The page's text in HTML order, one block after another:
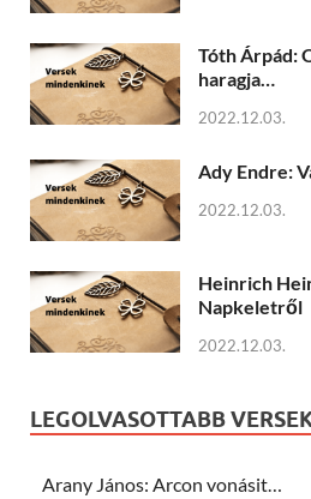
Tóth Árpád:
haragja…
2022.12.03.
Ady Endre:
2022.12.03.
Heinrich
Napkeletről
2022.12.03.
LEGOLVASOTTABB
Arany János: Arcon vonásit…